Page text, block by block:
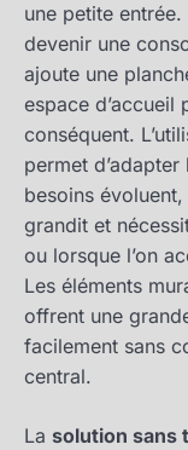
une petite
devenir une
ajoute une
espace d’accueil
conséquent.
permet
besoins
grandit et
ou lorsque l’on
Les éléments
offrent une
facilement sans
central.
La solution sans